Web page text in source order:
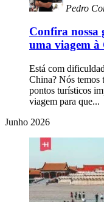
Pedro
Confira nossa
uma viagem à
Está com
China? Nós temos
pontos turísticos
viagem para que...
Junho 2026